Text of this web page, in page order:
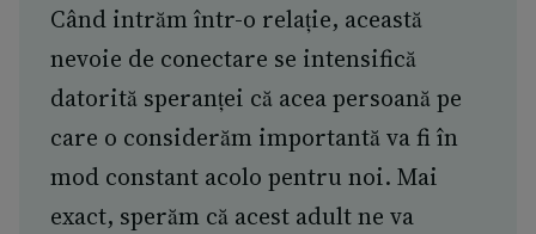
Când intrăm într-o relație, această
nevoie de conectare se intensifică
datorită speranței că acea persoană pe
care o considerăm importantă va fi în
mod constant acolo pentru noi. Mai
exact, sperăm că acest adult ne va